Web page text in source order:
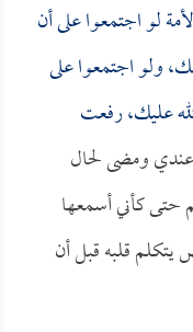
لو اجتمعوا على أن
ولو اجتمعوا على
عليك، رفعت
ومضى لحال
حتى كأني أسمعها
قلبه قبل أن